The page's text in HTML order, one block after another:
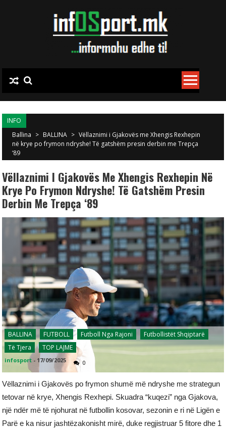
INFO
Ballina > BALLINA > Vëllaznimi i Gjakovës me Xhengis Rexhepin
në krye po frymon ndryshe! Të gatshëm presin derbin me Trepça
‘89
Vëllaznimi I Gjakovës Me Xhengis Rexhepin Në
Krye Po Frymon Ndryshe! Të Gatshëm Presin
Derbin Me Trepça ‘89
BALLINA FUTBOLL Futboll Nga Rajoni
Futbollistët Shqiptarë
Të Tjera
TOP LAJME
infosport - 17/09/2025 0
Vëllaznimi i Gjakovës po frymon shumë më ndryshe me strategun
tetovar në krye, Xhengis Rexhepi. Skuadra “kuqezi” nga Gjakova,
një ndër më të njohurat në futbollin kosovar, sezonin e ri në Ligën e
Parë e ka nisur jashtëzakonisht mirë, duke regjistruar 5 fitore dhe 1